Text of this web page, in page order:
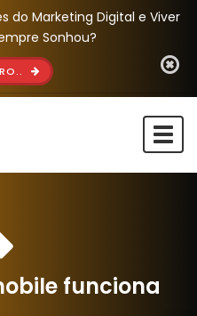
do Marketing Digital e Viver
Sonhou?
funciona